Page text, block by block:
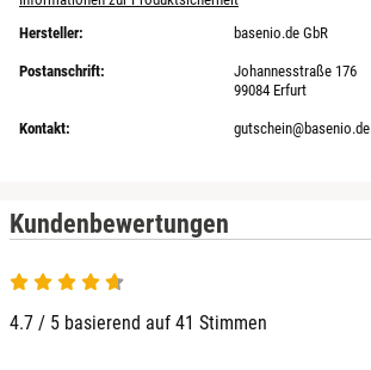
Hersteller:
basenio.de GbR
Postanschrift:
Johannesstraße 176
99084 Erfurt
Kontakt: gutschein@basenio.de
Kundenbewertungen
4.7 / 5 basierend auf 41 Stimmen
Heldburg
Homburg
Horb am Neckar